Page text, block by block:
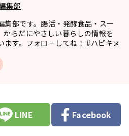
集部
集部です。腸活・発酵食品・スー
からだにやさしい暮らしの情報を
ます。フォローしてね！ #ハピキヌ
LINE Facebook